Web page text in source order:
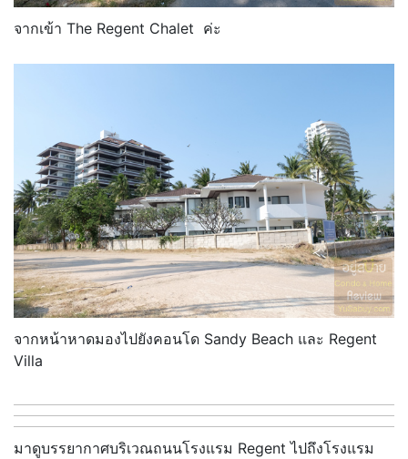
จากเข้า The Regent Chalet ค่ะ
จากหน้าหาดมองไปยังคอนโด Sandy Beach และ Regent
Villa
มาดูบรรยากาศบริเวณถนนโรงแรม Regent ไปถึงโรงแรม